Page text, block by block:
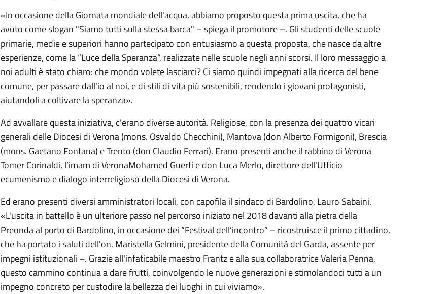
«In occasione della Giornata mondiale dell'acqua, abbiamo proposto questa prima uscita, che ha
avuto come slogan "Siamo tutti sulla stessa barca" – spiega il promotore –. Gli studenti delle scuole
primarie, medie e superiori hanno partecipato con entusiasmo a questa proposta, che nasce da altre
esperienze, come la “Luce della Speranza”, realizzate nelle scuole negli anni scorsi. Il loro messaggio a
noi adulti è stato chiaro: che mondo volete lasciarci? Ci siamo quindi impegnati alla ricerca del bene
comune, per passare dall'io al noi, e di stili di vita più sostenibili, rendendo i giovani protagonisti,
aiutandoli a coltivare la speranza».
Ad avvallare questa iniziativa, c'erano diverse autorità. Religiose, con la presenza dei quattro vicari
generali delle Diocesi di Verona (mons. Osvaldo Checchini), Mantova (don Alberto Formigoni), Brescia
(mons. Gaetano Fontana) e Trento (don Claudio Ferrari). Erano presenti anche il rabbino di Verona
Tomer Corinaldi, l’imam di VeronaMohamed Guerfi e don Luca Merlo, direttore dell'Ufficio
ecumenismo e dialogo interreligioso della Diocesi di Verona.
Ed erano presenti diversi amministratori locali, con capofila il sindaco di Bardolino, Lauro Sabaini.
«L'uscita in battello è un ulteriore passo nel percorso iniziato nel 2018 davanti alla pietra della
Preonda al porto di Bardolino, in occasione dei “Festival dell’incontro” – ricostruisce il primo cittadino,
che ha portato i saluti dell'on. Maristella Gelmini, presidente della Comunità del Garda, assente per
impegni istituzionali –. Grazie all'infaticabile maestro Frantz e alla sua collaboratrice Valeria Penna,
questo cammino continua a dare frutti, coinvolgendo le nuove generazioni e stimolandoci tutti a un
impegno concreto per custodire la bellezza dei luoghi in cui viviamo».